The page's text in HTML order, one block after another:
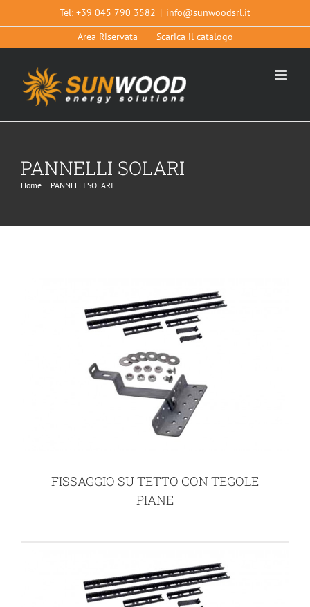
al
contenuto
Tel: +39 045 790 3582 | info@sunwoodsrl.it
Area Riservata
Scarica il catalogo
PANNELLI SOLARI
Home | PANNELLI SOLARI
FISSAGGIO SU TETTO CON TEGOLE
FISSAGGIO SU TETTO CON TEGOLE
PIANE
LEGNO
SISTEMI DI STAFFAGGIO